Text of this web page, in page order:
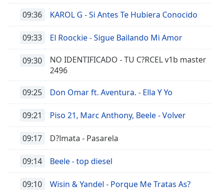
09:36 KAROL G - Si Antes Te Hubiera Conocido
09:33 El Roockie - Sigue Bailando Mi Amor
09:30
NO IDENTIFICADO - TU C?RCEL v1b master
2496
09:25 Don Omar ft. Aventura. - Ella Y Yo
09:21 Piso 21, Marc Anthony, Beele - Volver
09:17 D?lmata - Pasarela
09:14 Beele - top diesel
09:10 Wisin & Yandel - Porque Me Tratas As?